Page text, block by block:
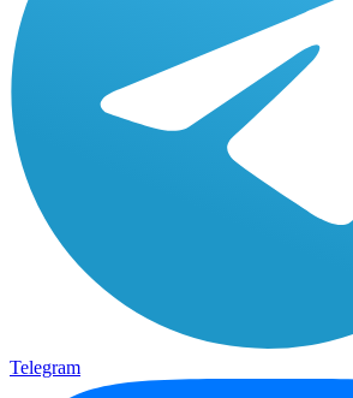
Telegram